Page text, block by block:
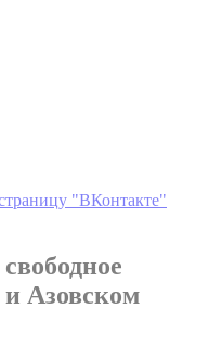
"ВКонтакте"
и Азовском